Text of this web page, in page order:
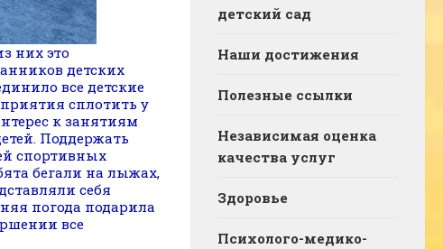
них это
детских
все детские
сплотить у
к занятиям
Поддержать
спортивных
бегали на лыжах,
себя
погода подарила
все
детский сад
Наши достижения
Полезные ссылки
Независимая оценка
качества услуг
Здоровье
Психолого-медико-